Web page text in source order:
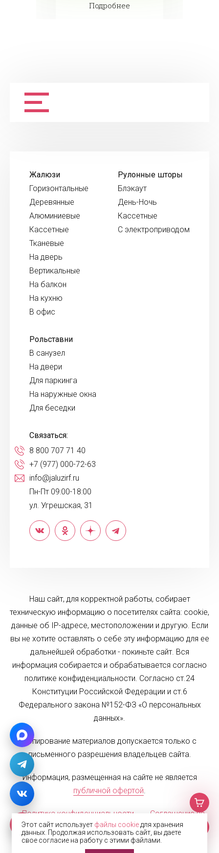
Подробнее
Жалюзи
Горизонтальные
Деревянные
Алюминиевые
Кассетные
Тканевые
На дверь
Вертикальные
На балкон
На кухню
В офис
Рулонные шторы
Блэкаут
День-Ночь
Кассетные
С электроприводом
Рольставни
В санузел
На двери
Для паркинга
На наружные окна
Для беседки
Связаться:
8 800 707 71 40
+7 (977) 000-72-63
info@jaluzirf.ru
Пн-Пт 09:00-18:00
ул. Угрешская, 31
Наш сайт, для корректной работы, собирает
техническую информацию о посетителях сайта: cookie,
данные об IP-адресе, местоположении и другую. Если
вы не хотите оставлять о себе эту информацию для ее
дальнейшей обработки - покиньте сайт. Вся
информация собирается и обрабатывается согласно
политике конфиденциальности. Согласно ст.24
Конституции Российской Федерации и ст.6
Федерального закона №152-ФЗ «О персональных
данных».
Копирование материалов допускается только с
письменного разрешения владельцев сайта.
Информация, размещенная на сайте не является
публичной офертой.
Политика конфиденциальности
Соглашение на
обработку персональных данных
Карта сайта
© 2002—2026 Жалюзи.РФ
Этот сайт использует файлы cookie для хранения
данных. Продолжая использовать сайт, вы даете
свое согласие на работу с этими файлами.